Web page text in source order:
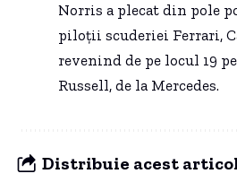
Norris a plecat din pole
piloții scuderiei Ferrari,
revenind de pe locul 19
Russell, de la Mercedes.
Distribuie acest